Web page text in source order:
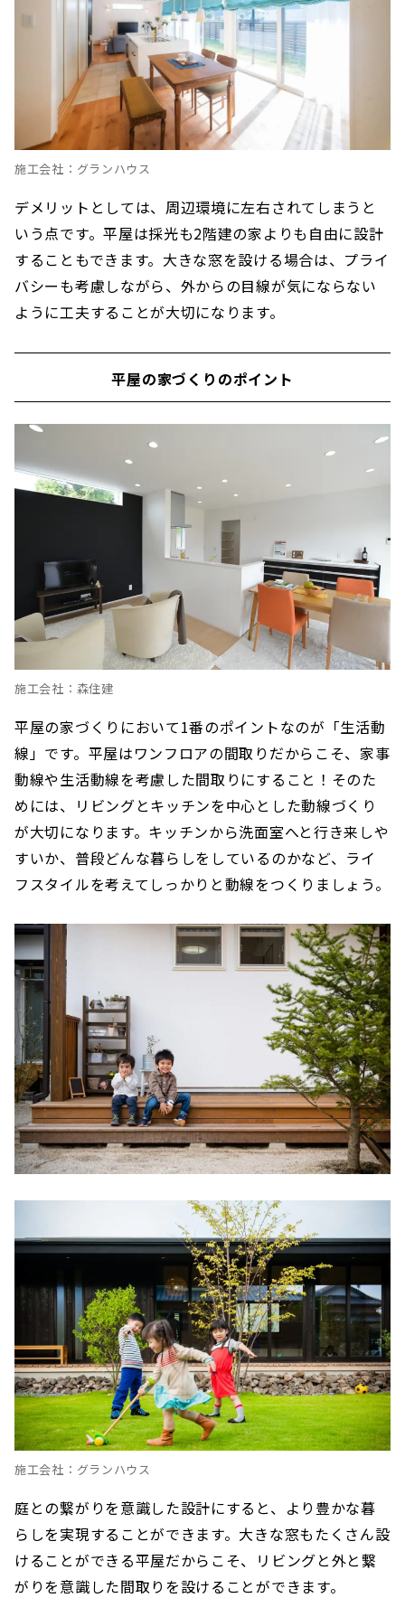
施工会社：グランハウス
デメリットとしては、周辺環境に左右されてしまうと
いう点です。平屋は採光も2階建の家よりも自由に設計
することもできます。大きな窓を設ける場合は、プライ
バシーも考慮しながら、外からの目線が気にならない
ように工夫することが大切になります。
平屋の家づくりのポイント
施工会社：森住建
平屋の家づくりにおいて1番のポイントなのが「生活動
線」です。平屋はワンフロアの間取りだからこそ、家事
動線や生活動線を考慮した間取りにすること！そのた
めには、リビングとキッチンを中心とした動線づくり
が大切になります。キッチンから洗面室へと行き来しや
すいか、普段どんな暮らしをしているのかなど、ライ
フスタイルを考えてしっかりと動線をつくりましょう。
施工会社：グランハウス
庭との繋がりを意識した設計にすると、より豊かな暮
らしを実現することができます。大きな窓もたくさん設
けることができる平屋だからこそ、リビングと外と繋
がりを意識した間取りを設けることができます。